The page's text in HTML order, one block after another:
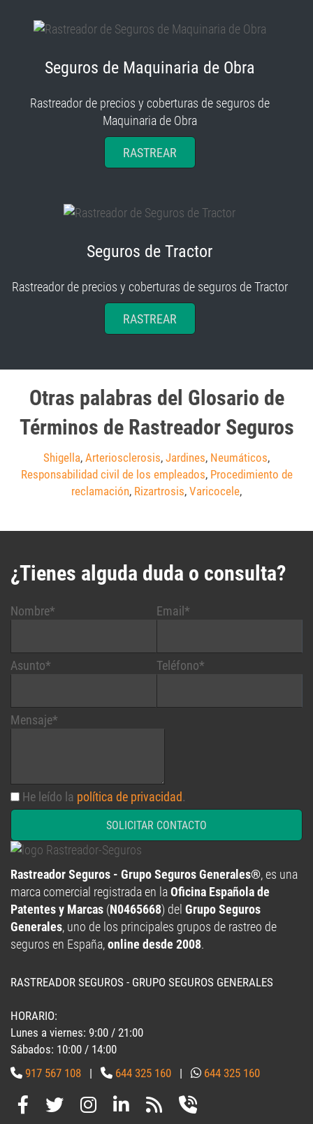
Seguros de Maquinaria de Obra
Rastreador de precios y coberturas de seguros de
Maquinaria de Obra
RASTREAR
Seguros de Tractor
Rastreador de precios y coberturas de seguros de Tractor
RASTREAR
Otras palabras del Glosario de
Términos de Rastreador Seguros
Shigella, Arteriosclerosis, Jardines, Neumáticos,
Responsabilidad civil de los empleados, Procedimiento de
reclamación, Rizartrosis, Varicocele,
¿Tienes alguda duda o consulta?
Nombre*
Asunto*
Email*
Teléfono*
Mensaje*
He leído la política de privacidad.
SOLICITAR CONTACTO
Rastreador Seguros - Grupo Seguros Generales®, es una
marca comercial registrada en laOficina Española de
Patentes y Marcas (N0465668) del Grupo Seguros
Generales, uno de los principales grupos de rastreo de
seguros en España,online desde 2008.
RASTREADOR SEGUROS - GRUPO SEGUROS GENERALES
HORARIO:
Lunes a viernes: 9:00 / 21:00
Sábados: 10:00 / 14:00
917 567 108 | 644 325 160 | 644 325 160